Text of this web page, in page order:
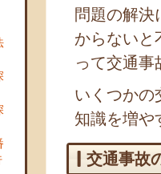
問題の解決
からないと
って交通
いくつかの
知識を増や
交通事故